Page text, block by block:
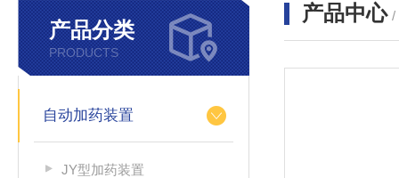
产品分类
PRODUCTS
自动加药装置
JY型加药装置
产品中心 /